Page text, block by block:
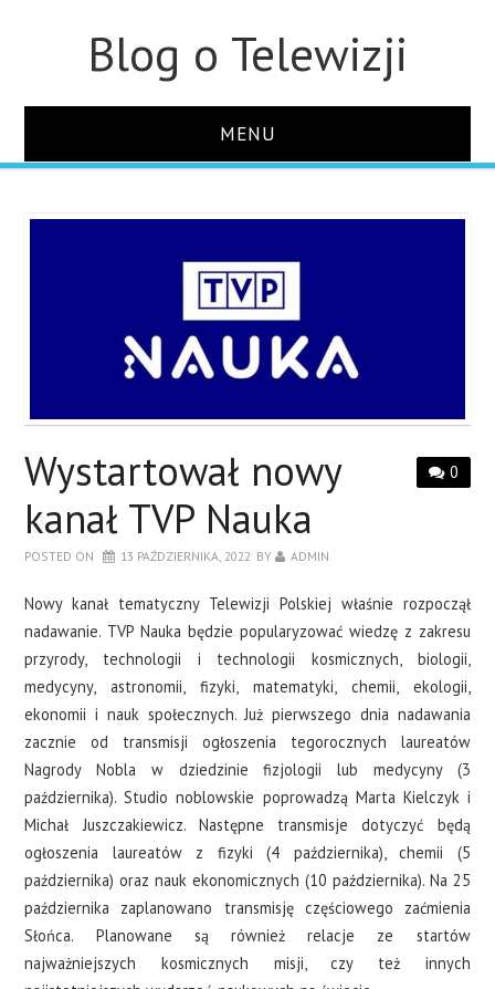
Blog o Telewizji
MENU
0
Wystartował nowy
kanał TVP Nauka
POSTED ON 13 PAŹDZIERNIKA, 2022 BY ADMIN
Nowy kanał tematyczny Telewizji Polskiej właśnie rozpoczął
nadawanie. TVP Nauka będzie popularyzować wiedzę z zakresu
przyrody, technologii i technologii kosmicznych, biologii,
medycyny, astronomii, fizyki, matematyki, chemii, ekologii,
ekonomii i nauk społecznych. Już pierwszego dnia nadawania
zacznie od transmisji ogłoszenia tegorocznych laureatów
Nagrody Nobla w dziedzinie fizjologii lub medycyny (3
października). Studio noblowskie poprowadzą Marta Kielczyk i
Michał Juszczakiewicz. Następne transmisje dotyczyć będą
ogłoszenia laureatów z fizyki (4 października), chemii (5
października) oraz nauk ekonomicznych (10 października). Na 25
października zaplanowano transmisję częściowego zaćmienia
Słońca. Planowane są również relacje ze startów
najważniejszych kosmicznych misji, czy też innych